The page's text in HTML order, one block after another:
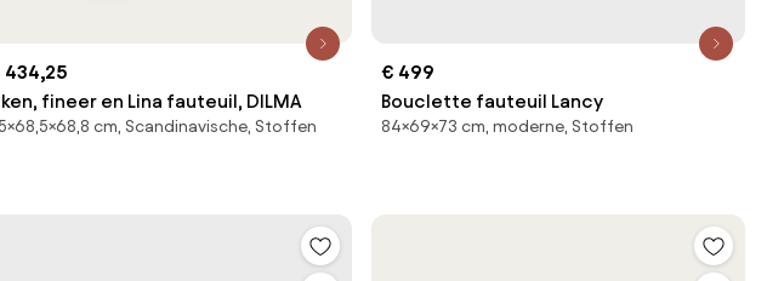
434,25
fineer en Lina fauteuil, DILMA
cm, Scandinavische, Stoffen
€ 499
Bouclette fauteuil Lancy
84×69×73 cm, moderne, Stoffen